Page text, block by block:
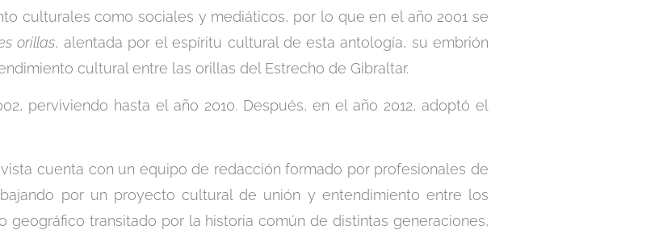
culturales como sociales y mediáticos, por lo que en el año 2001 se
orillas, alentada por el espíritu cultural de esta antología, su embrión
cultural entre las orillas del Estrecho de Gibraltar.
perviviendo hasta el año 2010. Después, en el año 2012, adoptó el
cuenta con un equipo de redacción formado por profesionales de
por un proyecto cultural de unión y entendimiento entre los
transitado por la historia común de distintas generaciones,